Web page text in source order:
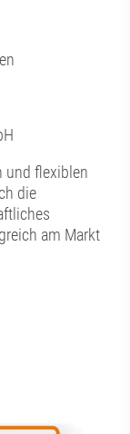
und flexiblen
die
am Markt